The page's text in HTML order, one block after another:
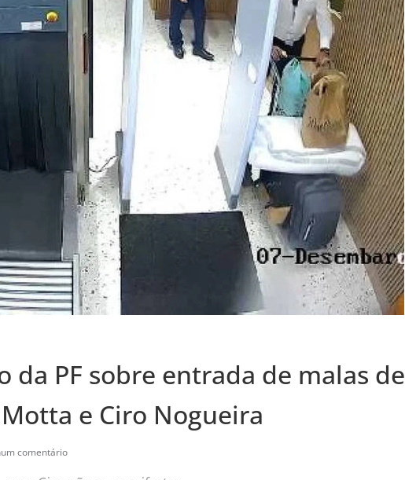
da PF sobre entrada de malas de
e Ciro Nogueira
comentário